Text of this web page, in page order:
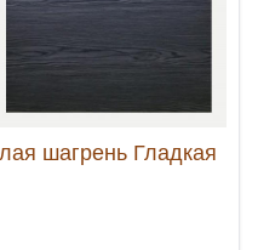
шагрень Гладкая